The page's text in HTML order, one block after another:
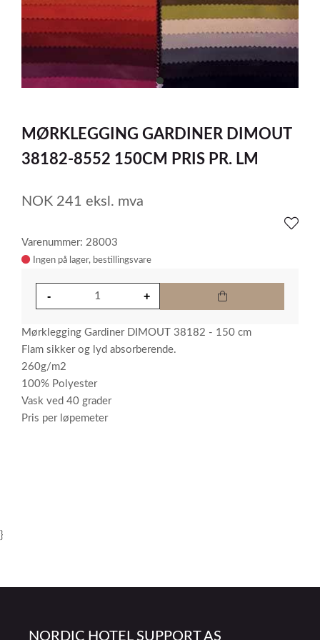
item
of
1
MØRKLEGGING GARDINER DIMOUT
38182-8552 150CM PRIS PR. LM
NOK 241 eksl. mva
Varenummer: 28003
Ingen på lager
Mørklegging Gardiner DIMOUT 38182 - 150 cm
Flam sikker og lyd absorberende.
260g/m2
100% Polyester
Vask ved 40 grader
Pris per løpemeter
}
NORDIC HOTEL SUPPORT AS